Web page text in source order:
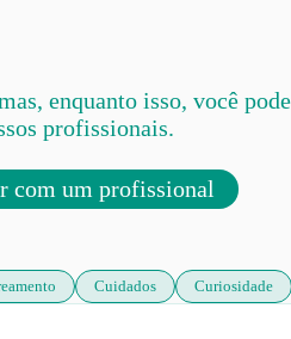
enquanto isso, você
profissionais.
com um profissional
Cuidados Curiosidade